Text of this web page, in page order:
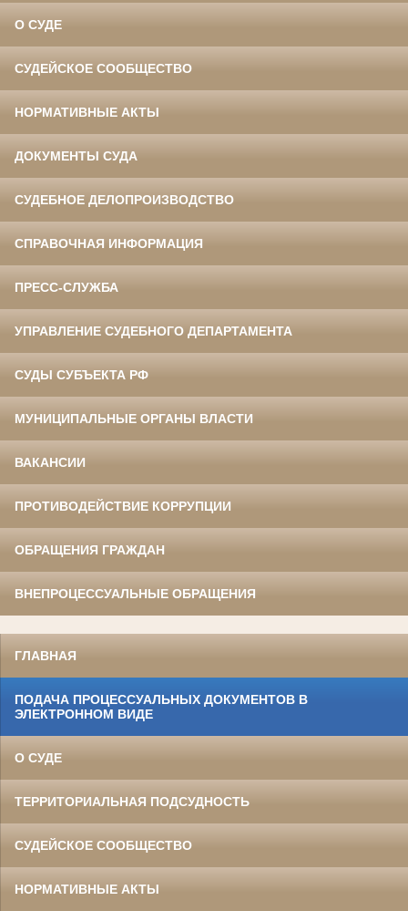
О СУДЕ
СУДЕЙСКОЕ СООБЩЕСТВО
НОРМАТИВНЫЕ АКТЫ
ДОКУМЕНТЫ СУДА
СУДЕБНОЕ ДЕЛОПРОИЗВОДСТВО
СПРАВОЧНАЯ ИНФОРМАЦИЯ
ПРЕСС-СЛУЖБА
УПРАВЛЕНИЕ СУДЕБНОГО ДЕПАРТАМЕНТА
СУДЫ СУБЪЕКТА РФ
МУНИЦИПАЛЬНЫЕ ОРГАНЫ ВЛАСТИ
ВАКАНСИИ
ПРОТИВОДЕЙСТВИЕ КОРРУПЦИИ
ОБРАЩЕНИЯ ГРАЖДАН
ВНЕПРОЦЕССУАЛЬНЫЕ ОБРАЩЕНИЯ
ГЛАВНАЯ
ПОДАЧА ПРОЦЕССУАЛЬНЫХ ДОКУМЕНТОВ В
ЭЛЕКТРОННОМ ВИДЕ
О СУДЕ
ТЕРРИТОРИАЛЬНАЯ ПОДСУДНОСТЬ
СУДЕЙСКОЕ СООБЩЕСТВО
НОРМАТИВНЫЕ АКТЫ